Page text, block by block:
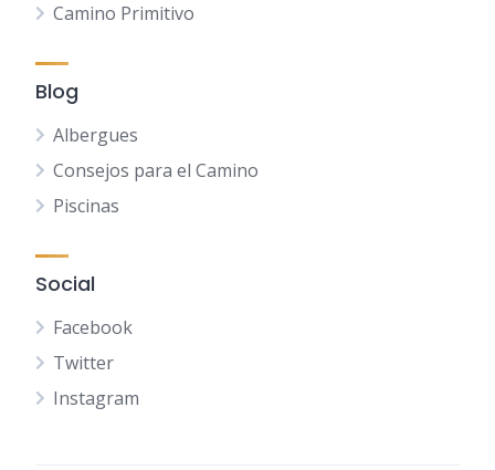
Camino Primitivo
Blog
Albergues
Consejos para el Camino
Piscinas
Social
Facebook
Twitter
Instagram